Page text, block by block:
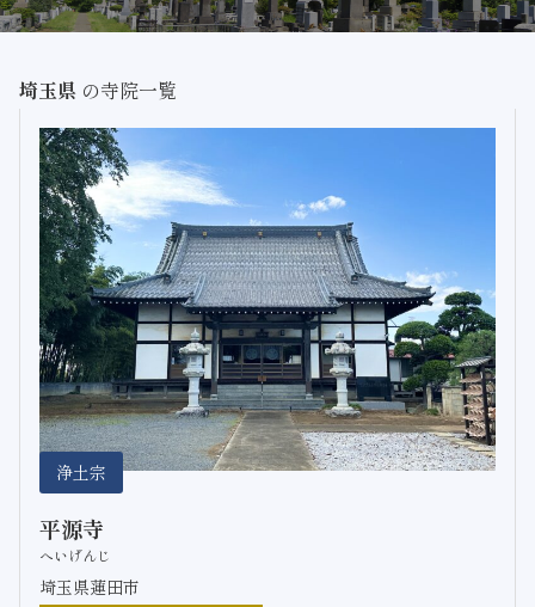
埼玉県 の寺院一覧
浄土宗
平源寺
へいげんじ
埼玉県蓮田市